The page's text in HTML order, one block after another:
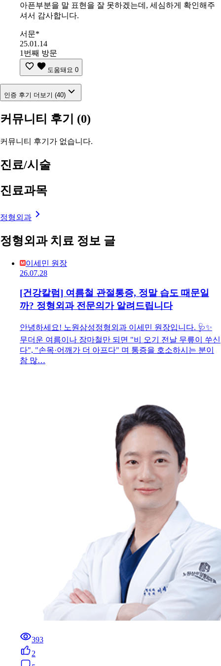
아픈부분을 말 표현을 잘 못하겠는데, 세심하게 확인해주
셔서 감사합니다.
서문*
25.01.14
1번째 방문
도움돼요 0
인증 후기 더보기 (40)
커뮤니티 후기 (0)
커뮤니티 후기가 없습니다.
진료/시술
진료과목
정형외과
정형외과 치료 정보 글
이세민 원장
26.07.28
[건강칼럼] 여름철 관절통증, 정말 습도 때문일
까? 정형외과 전문의가 알려드립니다
안녕하세요! 노원삼성정형외과 이세민 원장입니다. 🩺✨
무더운 여름이나 장마철만 되면 "비 오기 전날 무릎이 쑤신
다", "손목·어깨가 더 아프다" 며 통증을 호소하시는 분이
참 많…
393
2